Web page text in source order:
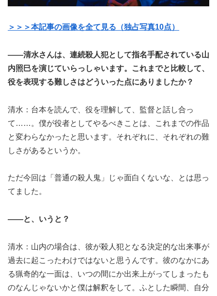
＞＞＞本記事の画像を全て見る（独占写真10点）
――清水さんは、連続殺人犯として指名手配されている山
内照巳を演じていらっしゃいます。これまでと比較して、
役を表現する難しさはどういった点にありましたか？
清水：台本を読んで、役を理解して、監督と話し合っ
て……。僕が役者としてやるべきことは、これまでの作品
と変わらなかったと思います。それぞれに、それぞれの難
しさがあるというか。
ただ今回は「普通の殺人鬼」じゃ面白くないな、とは思っ
てました。
――と、いうと？
清水：山内の場合は、彼が殺人犯となる決定的な出来事が
過去に起こったわけではないと思うんです。彼のなかにあ
る猟奇的な一面は、いつの間にか出来上がってしまったも
のなんじゃないかと僕は解釈をして。ふとした瞬間、自分